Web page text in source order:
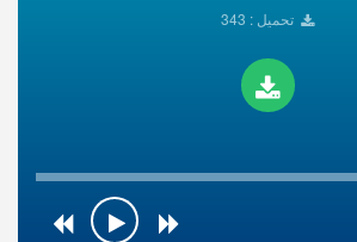
تحميل : 343